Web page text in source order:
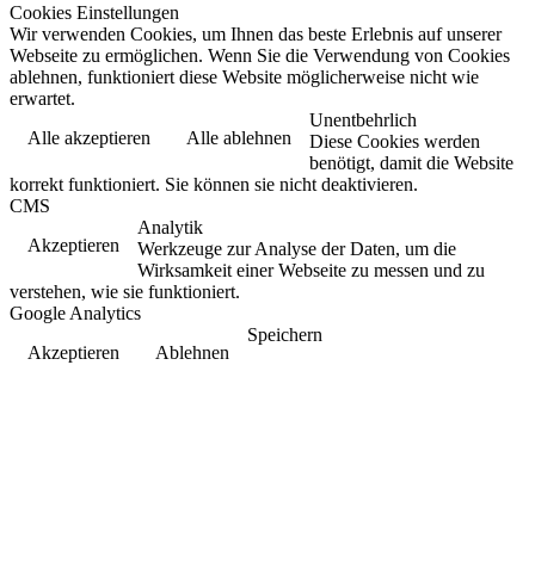
Cookies Einstellungen
Wir verwenden Cookies, um Ihnen das beste Erlebnis auf unserer
Webseite zu ermöglichen. Wenn Sie die Verwendung von Cookies
ablehnen, funktioniert diese Website möglicherweise nicht wie
erwartet.
Alle akzeptieren
Alle ablehnen
Unentbehrlich
Diese Cookies werden
benötigt, damit die Website
korrekt funktioniert. Sie können sie nicht deaktivieren.
CMS
Akzeptieren
Analytik
Werkzeuge zur Analyse der Daten, um die
Wirksamkeit einer Webseite zu messen und zu
verstehen, wie sie funktioniert.
Google Analytics
Akzeptieren
Ablehnen
Speichern